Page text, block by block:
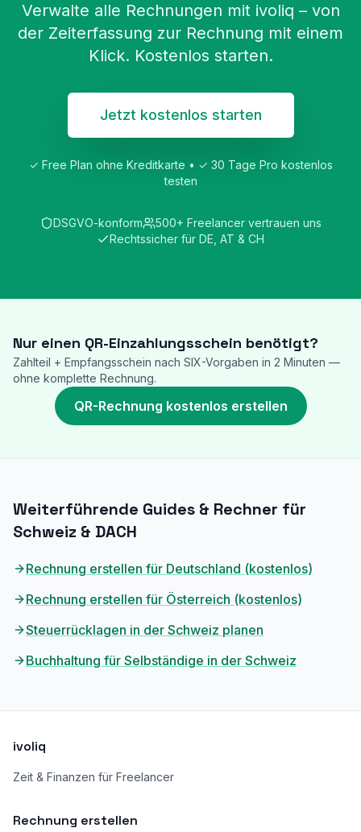
Verwalte alle Rechnungen mit ivoliq – von
der Zeiterfassung zur Rechnung mit einem
Klick. Kostenlos starten.
Jetzt kostenlos starten
✓ Free Plan ohne Kreditkarte • ✓ 30 Tage Pro kostenlos
testen
DSGVO-konform
500+ Freelancer vertrauen uns
Rechtssicher für DE, AT & CH
Nur einen QR-Einzahlungsschein benötigt?
Zahlteil + Empfangsschein nach SIX-Vorgaben in 2 Minuten —
ohne komplette Rechnung.
QR-Rechnung kostenlos erstellen
Weiterführende Guides & Rechner für
Schweiz & DACH
Rechnung erstellen für Deutschland (kostenlos)
Rechnung erstellen für Österreich (kostenlos)
Steuerrücklagen in der Schweiz planen
Buchhaltung für Selbständige in der Schweiz
ivoliq
Zeit & Finanzen für Freelancer
Rechnung erstellen